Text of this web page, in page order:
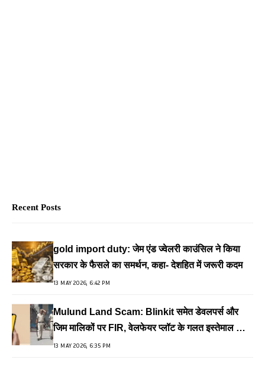
Recent Posts
gold import duty: जेम एंड ज्वेलरी काउंसिल ने किया
सरकार के फैसले का समर्थन, कहा- देशहित में जरूरी कदम
13 MAY 2026, 6:42 PM
Mulund Land Scam: Blinkit समेत डेवलपर्स और
जिम मालिकों पर FIR, वेलफेयर प्लॉट के गलत इस्तेमाल का
आरोप
13 MAY 2026, 6:35 PM